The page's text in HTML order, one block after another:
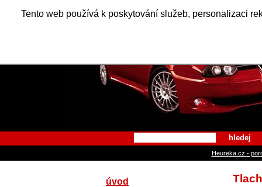
Tento web používá k poskytování služeb, personalizaci
Alfa
hledej
Heureka.cz -
úvod